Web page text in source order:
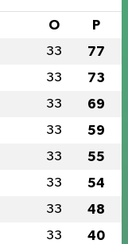
O P
33 77
33 73
33 69
33 59
33 55
33 54
33 48
33 40